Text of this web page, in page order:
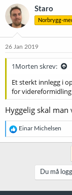
k
s
j
o
e
Staro
Norbrygg-
26 Jan 2019
1Morten skrev:
Et sterkt innlegg i
for videreformidling
Hyggelig skal
R
e
a
Einar Michelsen
Du må